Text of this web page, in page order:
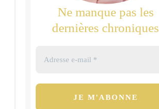
Ne manque pas les
dernières chroniques